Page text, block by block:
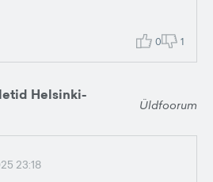
0 1
Helsinki-
Üldfoorum
23:18